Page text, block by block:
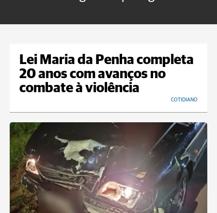
Lei Maria da Penha completa
20 anos com avanços no
combate à violência
COTIDIANO